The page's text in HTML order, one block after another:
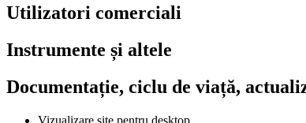
Utilizatori comerciali
Instrumente și altele
Documentație, ciclu de viață,
Vizualizare site pentru desktop